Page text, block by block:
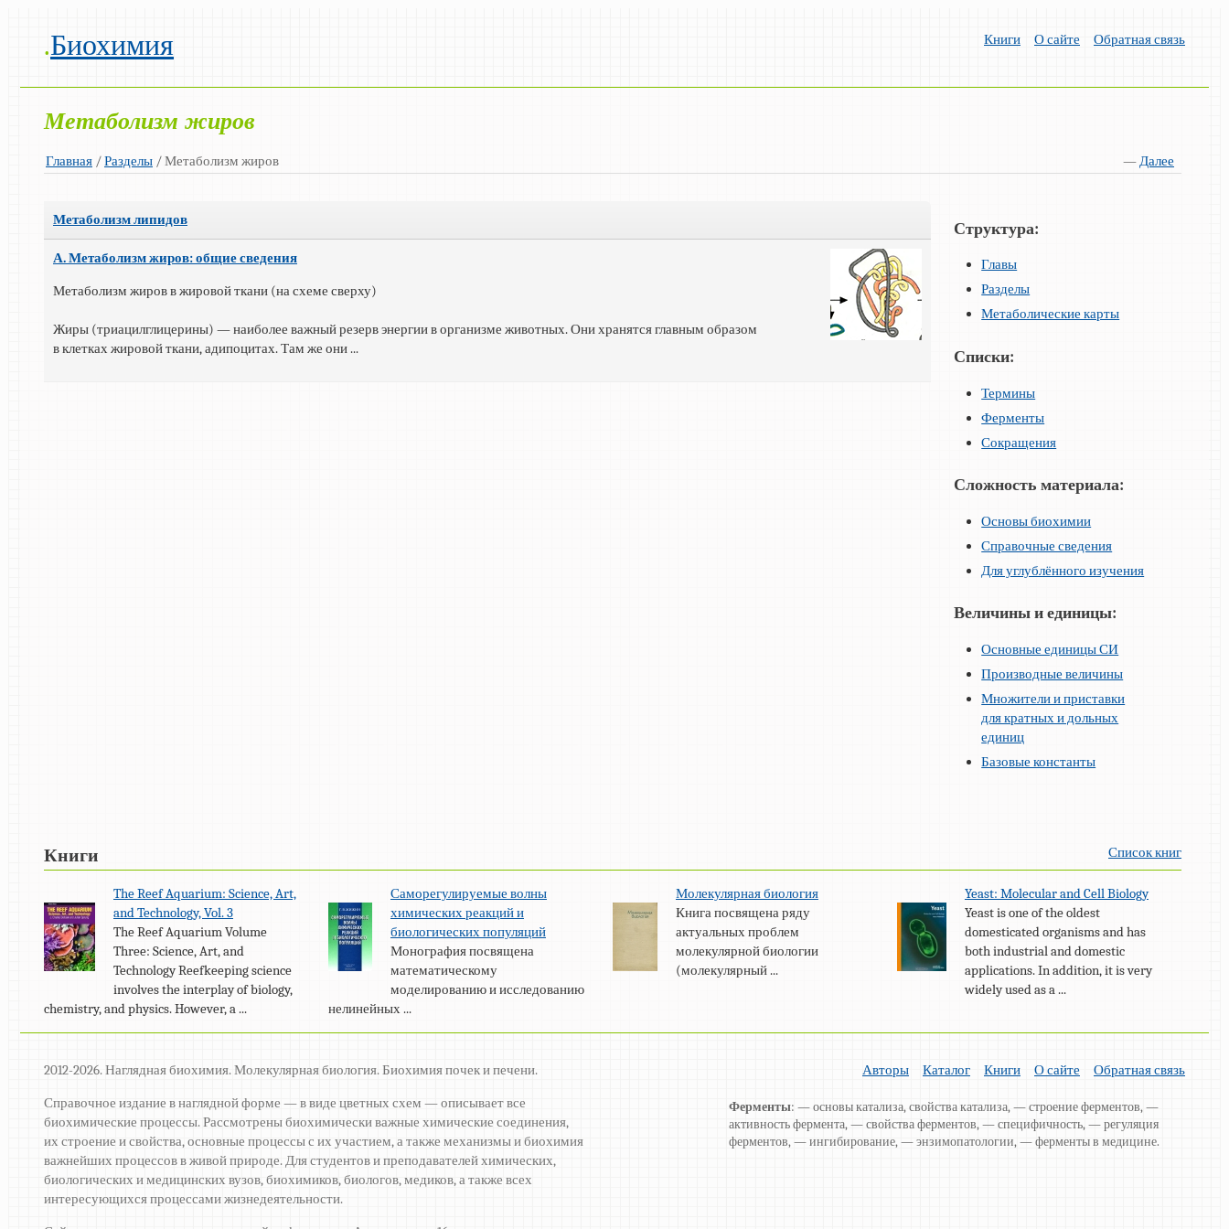
.Биохимия Книги О сайте Обратная связь
Метаболизм жиров
Главная / —Далее
Разделы / Метаболизм жиров
Метаболизм липидов
А. Метаболизм жиров: общие сведения
Метаболизм жиров в жировой ткани (на схеме сверху)
Жиры (триацилглицерины) — наиболее важный резерв энергии в организме животных. Они хранятся главным образом
в клетках жировой ткани, адипоцитах. Там же они ...
Структура:
Главы
Разделы
Метаболические карты
Списки:
Термины
Ферменты
Сокращения
Сложность материала:
Основы биохимии
Справочные сведения
Для углублённого изучения
Величины и единицы:
Основные единицы СИ
Производные величины
Множители и приставки
для кратных и дольных
единиц
Базовые константы
Книги Список книг
The Reef Aquarium: Science, Art,
and Technology, Vol. 3
The Reef Aquarium Volume
Three: Science, Art, and
Technology Reefkeeping science
involves the interplay of biology,
chemistry, and physics. However, a ...
Саморегулируемые волны
химических реакций и
биологических популяций
Монография посвящена
математическому
моделированию и исследованию
нелинейных ...
Молекулярная биология
Книга посвящена ряду
актуальных проблем
молекулярной биологии
(молекулярный ...
Yeast: Molecular and Cell Biology
Yeast is one of the oldest
domesticated organisms and has
both industrial and domestic
applications. In addition, it is very
widely used as a ...
2012-2026. Наглядная биохимия. Молекулярная биология. Биохимия почек и печени.
Справочное издание в наглядной форме — в виде цветных схем — описывает все
биохимические процессы. Рассмотрены биохимически важные химические соединения,
их строение и свойства, основные процессы с их участием, а также механизмы и биохимия
важнейших процессов в живой природе. Для студентов и преподавателей химических,
биологических и медицинских вузов, биохимиков, биологов, медиков, а также всех
интересующихся процессами жизнедеятельности.
Авторы Каталог Книги О сайте Обратная связь
Ферменты: — основы катализа, свойства катализа, — строение ферментов, —
активность фермента, — свойства ферментов, — специфичность, — регуляция
ферментов, — ингибирование, — энзимопатологии, — ферменты в медицине.